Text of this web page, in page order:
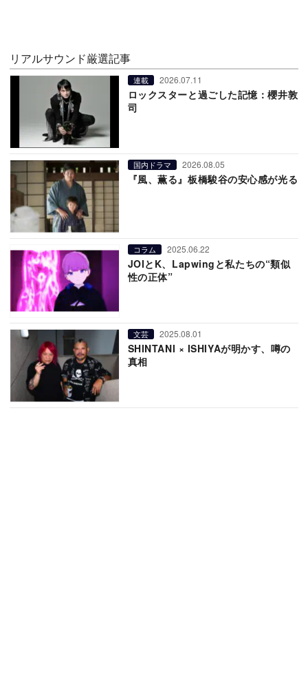
リアルサウンド厳選記事
連載 2026.07.11
ロックスターと過ごした記憶：櫻井敦
司
国内ドラマ 2026.08.05
『風、薫る』板橋駿谷の安心感が光る
コラム 2025.06.22
JOIとK、Lapwingと私たちの“類似
性の正体”
文芸 2025.08.01
SHINTANI × ISHIYAが明かす、噂の
真相